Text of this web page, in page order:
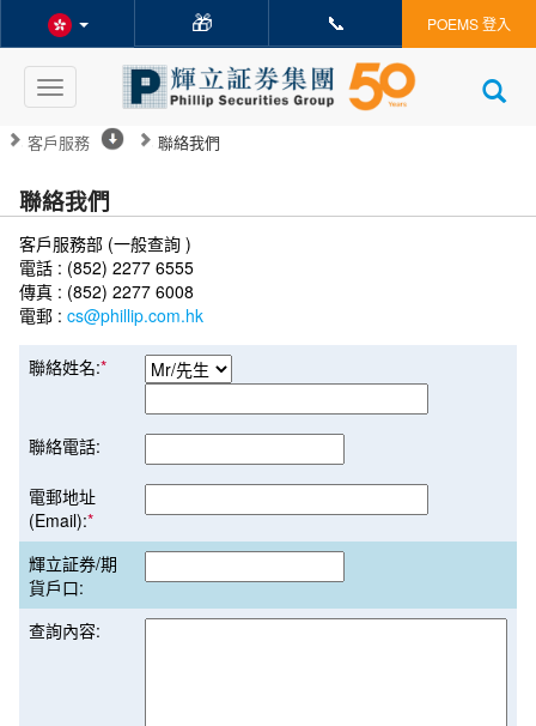
🎁 📞 POEMS 登入
Toggle
navigation
客戶服務 聯絡我們
聯絡我們
客戶服務部 (一般查詢 )
電話 : (852) 2277 6555
傳真 : (852) 2277 6008
電郵 : cs@phillip.com.hk
聯絡姓名:*
聯絡電話:
電郵地址
(Email):*
輝立証券/期
貨戶口:
查詢內容: